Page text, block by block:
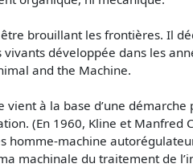
être brouillant les frontières. Il
vivants développée dans les
and the Machine.
vient à la base d’une
(En 1960, Kline et
homme-machine
machinale du traitement de